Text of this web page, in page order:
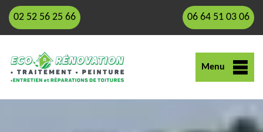
02 52 56 25 66 06 64 51 03 06
Menu